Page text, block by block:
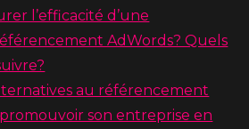
l’efficacité d’une
AdWords? Quels
au référencement
son entreprise en